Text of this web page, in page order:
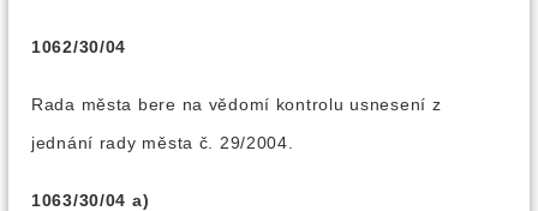
1062/30/04
Rada města bere na vědomí kontrolu usnesení z
jednání rady města č. 29/2004.
1063/30/04 a)